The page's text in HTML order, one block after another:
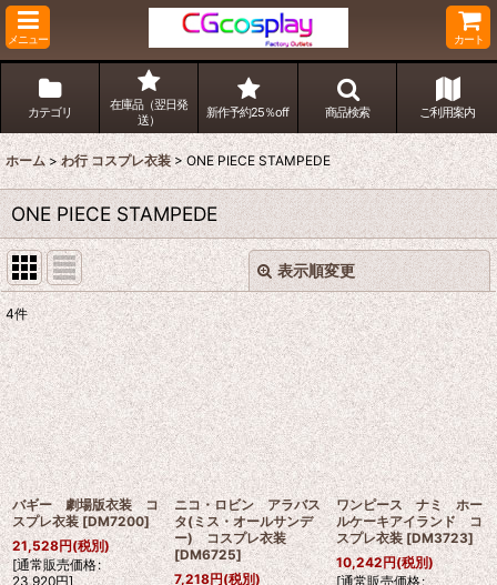
メニュー カート
カテゴリ
在庫品（翌日発
送）
新作予約25％off 商品検索 ご利用案内
ホーム > わ行 コスプレ衣装 > ONE PIECE STAMPEDE
ONE PIECE STAMPEDE
表示順変更
表示数:
並び順:
絞り込む
閉じる
4件
バギー 劇場版衣装 コ
スプレ衣装 [DM7200]
21,528円(税別)
[通常販売価格:
23,920円]
ニコ・ロビン アラバス
タ(ミス・オールサンデ
ー) コスプレ衣装
[DM6725]
7,218円(税別)
ワンピース ナミ ホー
ルケーキアイランド コ
スプレ衣装 [DM3723]
10,242円(税別)
[通常販売価格: